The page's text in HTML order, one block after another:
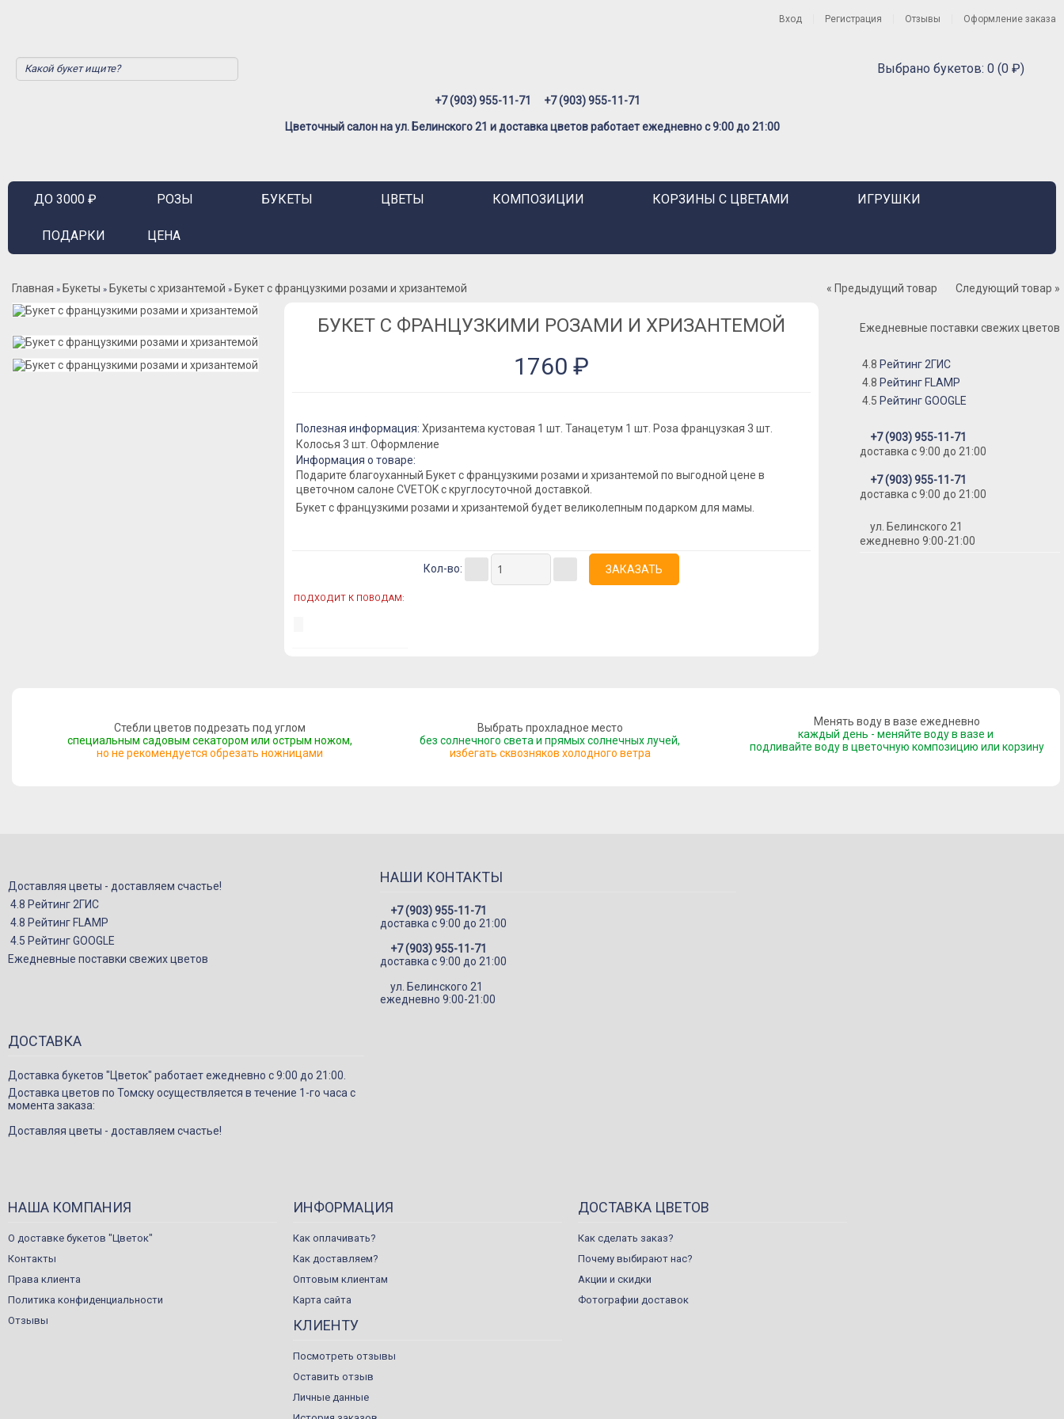
Вход Регистрация Отзывы Оформление заказа
Выбрано букетов: 0 (0 ₽)
+7 (903) 955-11-71 +7 (903) 955-11-71
Цветочный салон на ул. Белинского 21 и доставка цветов работает ежедневно с 9:00 до 21:00
ДО 3000 ₽ РОЗЫ БУКЕТЫ ЦВЕТЫ КОМПОЗИЦИИ КОРЗИНЫ С ЦВЕТАМИ ИГРУШКИ
ПОДАРКИ ЦЕНА
Главная » Букеты » Букеты с хризантемой » Букет с французкими розами и хризантемой « Предыдущий товар Следующий товар »
БУКЕТ С ФРАНЦУЗКИМИ РОЗАМИ И ХРИЗАНТЕМОЙ
1760 ₽
Полезная информация: Хризантема кустовая 1 шт. Танацетум 1 шт. Роза французкая 3 шт.
Колосья 3 шт. Оформление
Информация о товаре:
Подарите благоуханный Букет с французкими розами и хризантемой по выгодной цене в
цветочном салоне CVETOK с круглосуточной доставкой.
Букет с французкими розами и хризантемой будет великолепным подарком для мамы.
Кол-во:
ПОДХОДИТ К ПОВОДАМ:
Ежедневные поставки свежих цветов
4.8 Рейтинг 2ГИС
4.8 Рейтинг FLAMP
4.5 Рейтинг GOOGLE
+7 (903) 955-11-71
доставка c 9:00 до 21:00
+7 (903) 955-11-71
доставка c 9:00 до 21:00
ул. Белинского 21
ежедневно 9:00-21:00
Стебли цветов подрезать под углом
специальным садовым секатором или острым ножом,
но не рекомендуется обрезать ножницами
Выбрать прохладное место
без солнечного света и прямых солнечных лучей,
избегать сквозняков холодного ветра
Менять воду в вазе ежедневно
каждый день - меняйте воду в вазе и
подливайте водув цветочную композицию или корзину
Доставляя цветы - доставляем счастье!
4.8 Рейтинг 2ГИС
4.8 Рейтинг FLAMP
4.5 Рейтинг GOOGLE
Ежедневные поставки свежих цветов
НАШИ КОНТАКТЫ
+7 (903) 955-11-71
доставка c 9:00 до 21:00
+7 (903) 955-11-71
доставка c 9:00 до 21:00
ул. Белинского 21
ежедневно 9:00-21:00
ДОСТАВКА
Доставка букетов "Цветок" работает ежедневно с 9:00 до 21:00.
Доставка цветов по Томску осуществляется в течение 1-го часа с
момента заказа:
Доставляя цветы - доставляем счастье!
НАША КОМПАНИЯ
О доставке букетов "Цветок"
Контакты
Права клиента
Политика конфиденциальности
Отзывы
ИНФОРМАЦИЯ
Как оплачивать?
Как доставляем?
Оптовым клиентам
Карта сайта
ДОСТАВКА ЦВЕТОВ
Как сделать заказ?
Почему выбирают нас?
Акции и скидки
Фотографии доставок
КЛИЕНТУ
Посмотреть отзывы
Оставить отзыв
Личные данные